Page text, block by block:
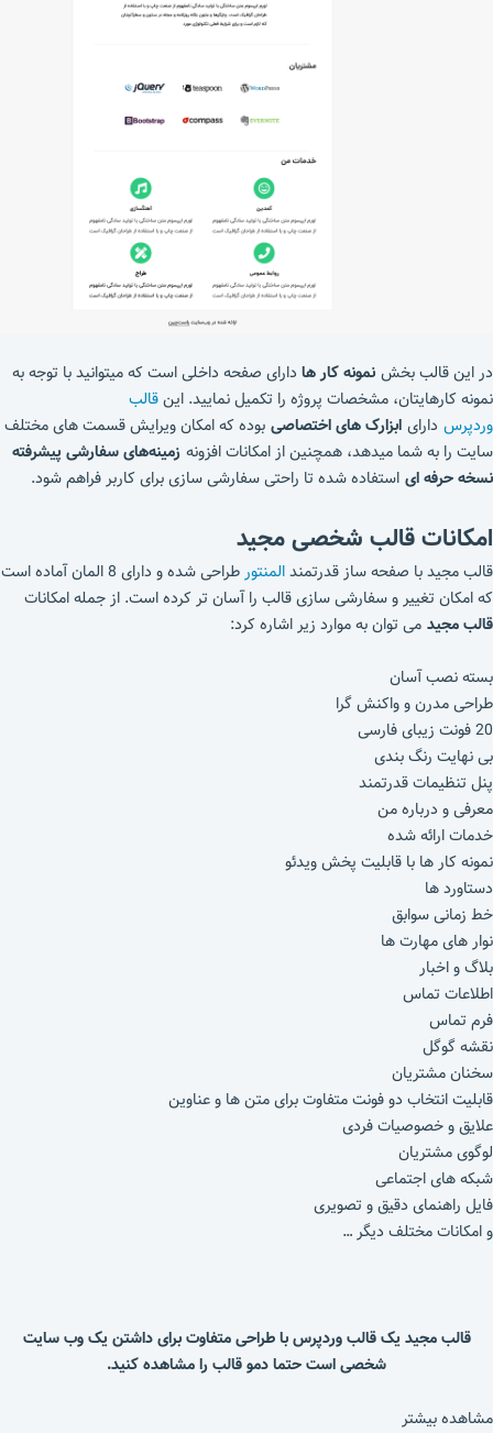
در این قالب بخش نمونه کار ها دارای صفحه داخلی است که میتوانید با توجه به
نمونه کارهایتان، مشخصات پروژه را تکمیل نمایید. اینقالب
وردپرس دارای ابزارک های اختصاصی بوده که امکان ویرایش قسمت های مختلف
سایت را به شما میدهد، همچنین از امکانات افزونه زمینه‌های سفارشی پیشرفته
نسخه حرفه ای استفاده شده تا راحتی سفارشی سازی برای کاربر فراهم شود.
امکانات قالب شخصی مجید
قالب مجید با صفحه ساز قدرتمندالمنتور
طراحی شده و دارای 8 المان آماده است
که امکان تغییر و سفارشی سازی قالب را آسان تر کرده است. از جمله امکانات
قالب مجید می توان به موارد زیر اشاره کرد:
بسته نصب آسان
طراحی مدرن و واکنش گرا
20 فونت زیبای فارسی
بی نهایت رنگ بندی
پنل تنظیمات قدرتمند
معرفی و درباره من
خدمات ارائه شده
نمونه کار ها با قابلیت پخش ویدئو
دستاورد ها
خط زمانی سوابق
نوار های مهارت ها
بلاگ و اخبار
اطلاعات تماس
فرم تماس
نقشه گوگل
سخنان مشتریان
قابلیت انتخاب دو فونت متفاوت برای متن ها و عناوین
علایق و خصوصیات فردی
لوگوی مشتریان
شبکه های اجتماعی
فایل راهنمای دقیق و تصویری
و امکانات مختلف دیگر …
قالب مجید یک قالب وردپرس با طراحی متفاوت برای داشتن یک وب سایت
شخصی است حتما دمو قالب را مشاهده کنید.
مشاهده بیشتر